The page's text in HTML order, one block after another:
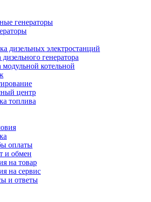
генераторы
дизельных электростанций
генератора
модульной котельной
центр
топлива
оплаты
и обмен
на товар
на сервис
и ответы